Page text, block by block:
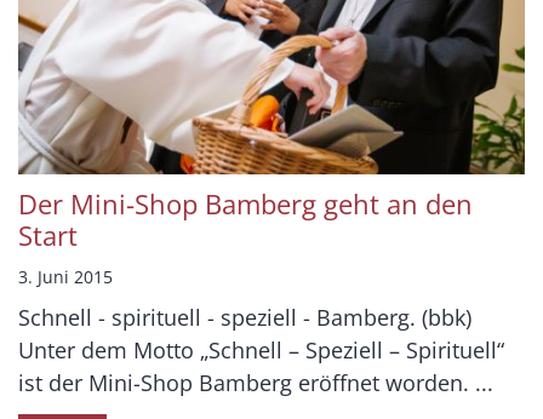
Der Mini-Shop Bamberg geht an den
Start
3. Juni 2015
Schnell - spirituell - speziell - Bamberg. (bbk)
Unter dem Motto „Schnell – Speziell – Spirituell“
ist der Mini-Shop Bamberg eröffnet worden. ...